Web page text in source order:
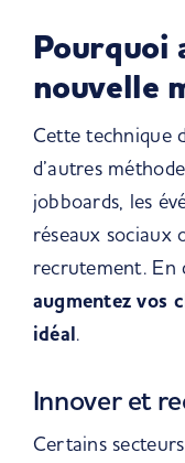
Pourquoi
nouvelle
Cette technique
d’autres
jobboards, les
réseaux sociaux
recrutement. En
augmentez vos
idéal.
Innover et
Certains